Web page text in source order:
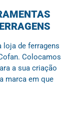
loja de ferragens
Colocamos
a sua criação
marca em que